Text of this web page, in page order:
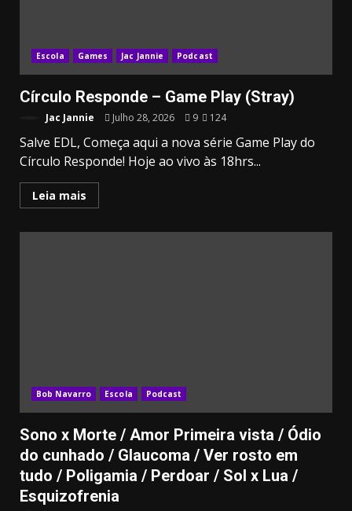
Escola Games Jac Jannie Podcast
Círculo Responde – Game Play (Stray)
Jac Jannie Julho 28, 2026 9 124
Salve EDL, Começa aqui a nova série Game Play do
Círculo Responde! Hoje ao vivo às 18hrs...
Leia mais
Bob Navarro Escola Podcast
Sono x Morte / Amor Primeira vista / Ódio
do cunhado / Glaucoma / Ver rosto em
tudo / Poligamia / Perdoar / Sol x Lua /
Esquizofrenia